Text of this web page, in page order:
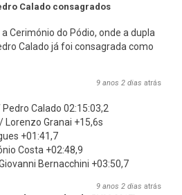
Calado consagrados
Cerimónio do Pódio, onde a dupla
Calado já foi consagrada como
9 anos 2 dias atrás
Calado 02:15:03,2
Lorenzo Granai +15,6s
+01:41,7
Costa +02:48,9
Bernacchini +03:50,7
9 anos 2 dias atrás